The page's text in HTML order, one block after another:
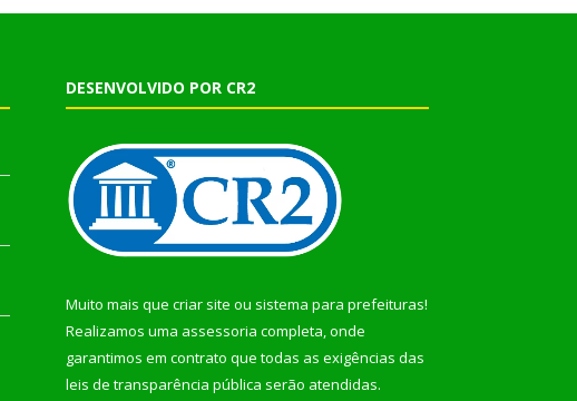
DESENVOLVIDO POR CR2
Muito mais que criar site ou sistema para prefeituras!
Realizamos uma assessoria completa, onde
garantimos em contrato que todas as exigências das
leis de transparência pública serão atendidas.